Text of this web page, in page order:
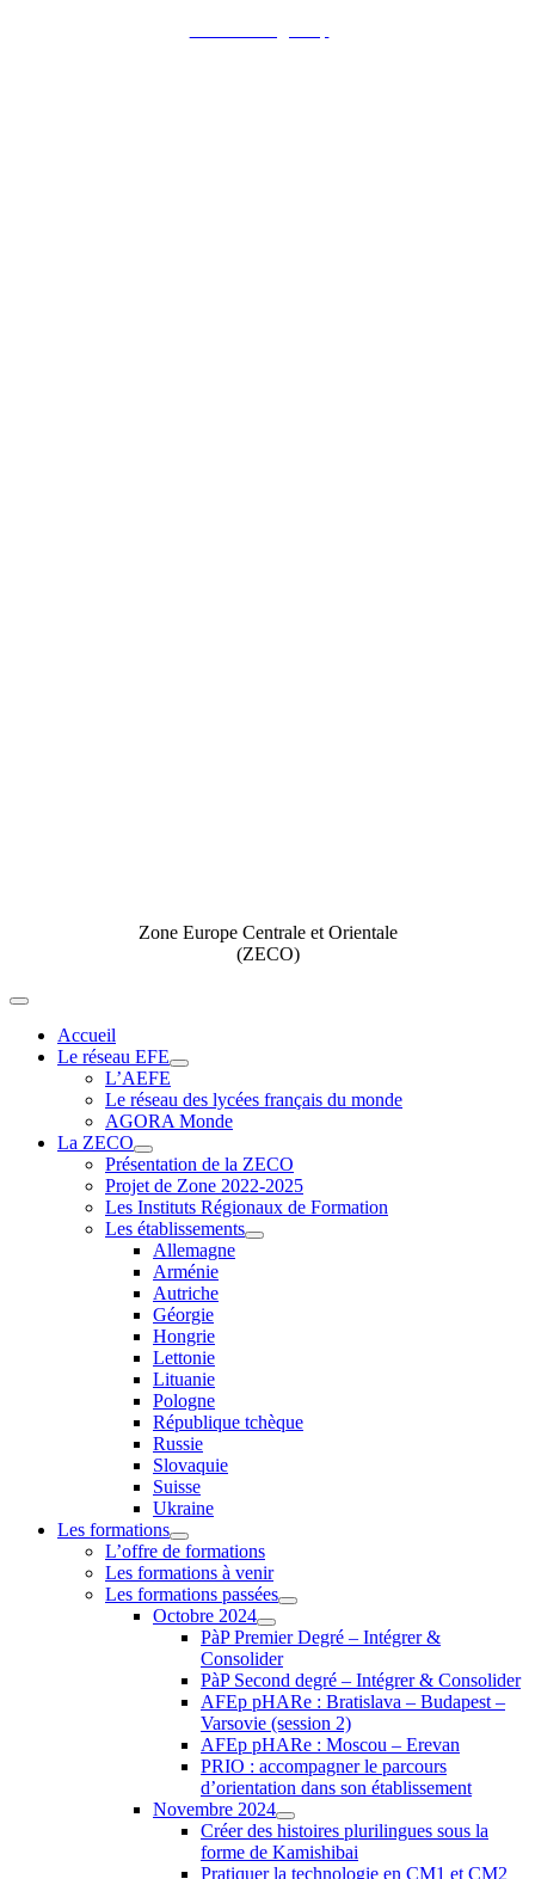
Zone Europe Centrale et Orientale
(ZECO)
Toggle
NavigationAccueil
Le réseau EFE
L’AEFE
Le réseau des lycées français du monde
AGORA Monde
La ZECO
Présentation de la ZECO
Projet de Zone 2022-2025
Les Instituts Régionaux de Formation
Les établissements
Allemagne
Arménie
Autriche
Géorgie
Hongrie
Lettonie
Lituanie
Pologne
République tchèque
Russie
Slovaquie
Suisse
Ukraine
Les formations
L’offre de formations
Les formations à venir
Les formations passées
Octobre 2024
PàP Premier Degré – Intégrer &
Consolider
PàP Second degré – Intégrer & Consolider
AFEp pHARe : Bratislava – Budapest –
Varsovie (session 2)
AFEp pHARe : Moscou – Erevan
PRIO : accompagner le parcours
d’orientation dans son établissement
Novembre 2024
Créer des histoires plurilingues sous la
forme de Kamishibai
Pratiquer la technologie en CM1 et CM2